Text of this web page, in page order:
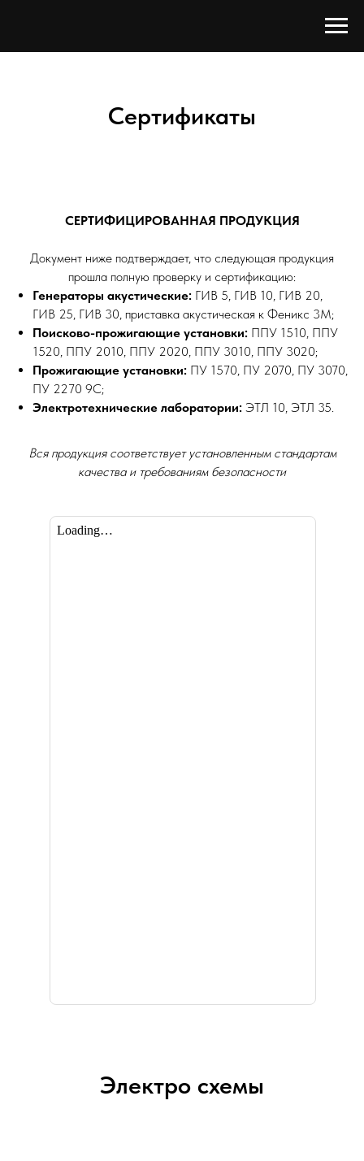
Сертификаты
СЕРТИФИЦИРОВАННАЯ ПРОДУКЦИЯ
Документ ниже подтверждает, что следующая продукция
прошла полную проверку и сертификацию:
Генераторы акустические: ГИВ 5, ГИВ 10, ГИВ 20,
ГИВ 25, ГИВ 30, приставка акустическая к Феникс 3М;
Поисково-прожигающие установки: ППУ 1510, ППУ
1520, ППУ 2010, ППУ 2020, ППУ 3010, ППУ 3020;
Прожигающие установки: ПУ 1570, ПУ 2070, ПУ 3070,
ПУ 2270 9С;
Электротехнические лаборатории: ЭТЛ 10, ЭТЛ 35.
Вся продукция соответствует установленным стандартам
качества и требованиям безопасности
Электро схемы